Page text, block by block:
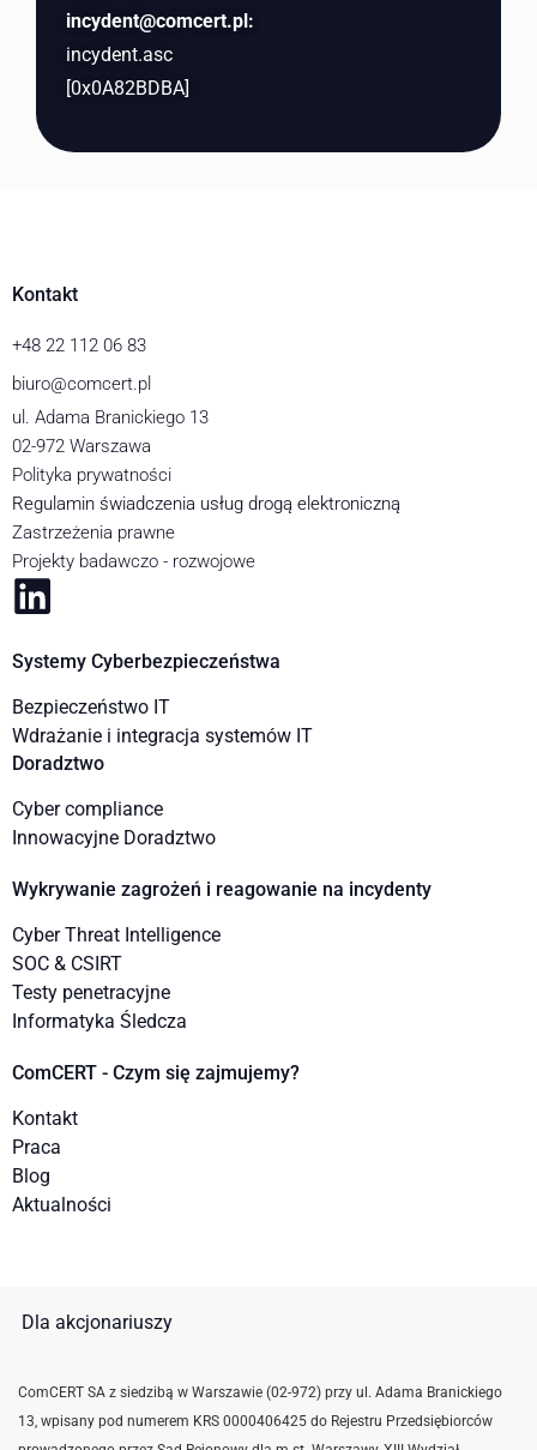
incydent@comcert.pl:
incydent.asc
[0x0A82BDBA]
Kontakt
+48 22 112 06 83
biuro@comcert.pl
ul. Adama Branickiego 13
02-972 Warszawa
Polityka prywatności
Regulamin świadczenia usług drogą elektroniczną
Zastrzeżenia prawne
Projekty badawczo - rozwojowe
Systemy Cyberbezpieczeństwa
Bezpieczeństwo IT
Wdrażanie i integracja systemów IT
Doradztwo
Cyber compliance
Innowacyjne Doradztwo
Wykrywanie zagrożeń i reagowanie na incydenty
Cyber Threat Intelligence
SOC & CSIRT
Testy penetracyjne
Informatyka Śledcza
ComCERT - Czym się zajmujemy?
Kontakt
Praca
Blog
Aktualności
Dla akcjonariuszy
ComCERT SA z siedzibą w Warszawie (02-972) przy ul. Adama Branickiego
13, wpisany pod numerem KRS 0000406425 do Rejestru Przedsiębiorców